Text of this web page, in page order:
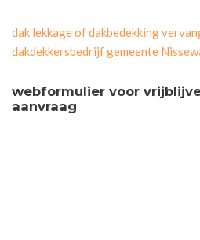
dak lekkage of dakbedekking
dakdekkersbedrijf gemeente
webformulier voor
aanvraag